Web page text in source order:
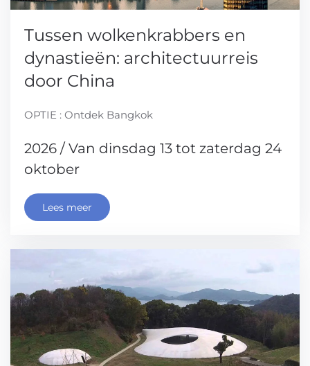
Tussen wolkenkrabbers en
dynastieën: architectuurreis
door China
OPTIE : Ontdek Bangkok
2026 / Van dinsdag 13 tot zaterdag 24
oktober
Lees meer